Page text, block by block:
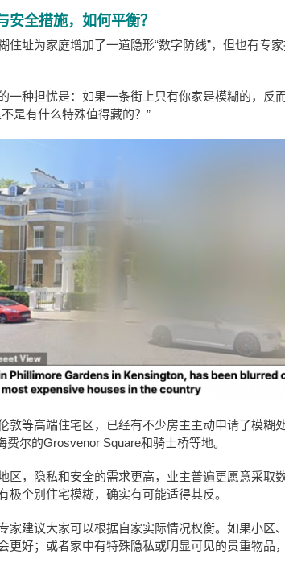
安全措施，如何平衡？
住址为家庭增加了一道隐形“数字防线”，但也有专
一种担忧是：如果一条街上只有你家是模糊的，反
是有什么特殊值得藏的？”
敦等高端住宅区，已经有不少房主主动申请了模糊
费尔的Grosvenor Square和骑士桥等地。
区，隐私和安全的需求更高，业主普遍更愿意采取
极个别住宅模糊，确实有可能适得其反。
家建议大家可以根据自家实际情况权衡。如果小区
更好；或者家中有特殊隐私或明显可见的贵重物品